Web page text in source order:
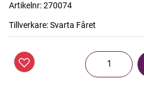
Artikelnr:270074
Tillverkare:Svarta Fåret